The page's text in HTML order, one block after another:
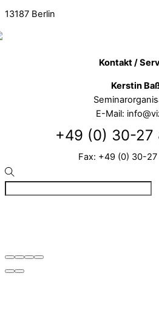
13187 Berlin
Kontakt /
Kerstin
E-Mail:
+49 (0) 30-27
Fax: +49 (0) 30-27